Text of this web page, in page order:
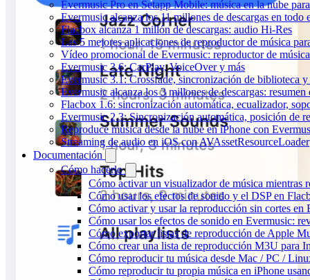
Evermusic Pro en Setapp Mobile: música en la nube
Evermusic alcanza los 11 millones de descargas en todo
Flacbox alcanza 1 millón de descargas: audio Hi-Res
Las 5 mejores aplicaciones de reproductor de música
Vídeo promocional de Evermusic: reproductor de
Evermusic 3.6: CarPlay, VoiceOver y más
Evermusic 3.1: Crossfade, sincronización de biblioteca
Evermusic alcanza los 3 millones de descargas: resumen
Flacbox 1.6: sincronización automática, ecualizador,
Evermusic 2.3: Sincronización automática, posición de
Reproduce música desde la nube en iPhone con
Streaming de audio en iOS con AVAssetResourceLoader
Documentación
Cómo hacerlo
Cómo activar un visualizador de música mientras
Cómo usar los efectos de sonido y el DSP en
Cómo activar y usar la reproducción sin cortes en
Cómo usar los efectos de sonido en Evermusic:
Cómo exportar listas de reproducción de Apple
Cómo crear una lista de reproducción M3U para
Cómo reproducir tu música desde Mac / PC /
Cómo reproducir tu propia música en iPhone